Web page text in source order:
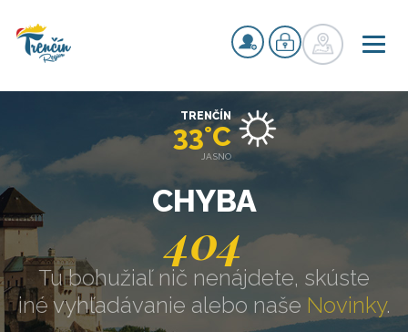
CHYBA
404
Tu bohužiaľ nič nenájdete, skúste
iné vyhľadávanie alebo naše Novinky.
TRENČÍN
33°C
JASNO